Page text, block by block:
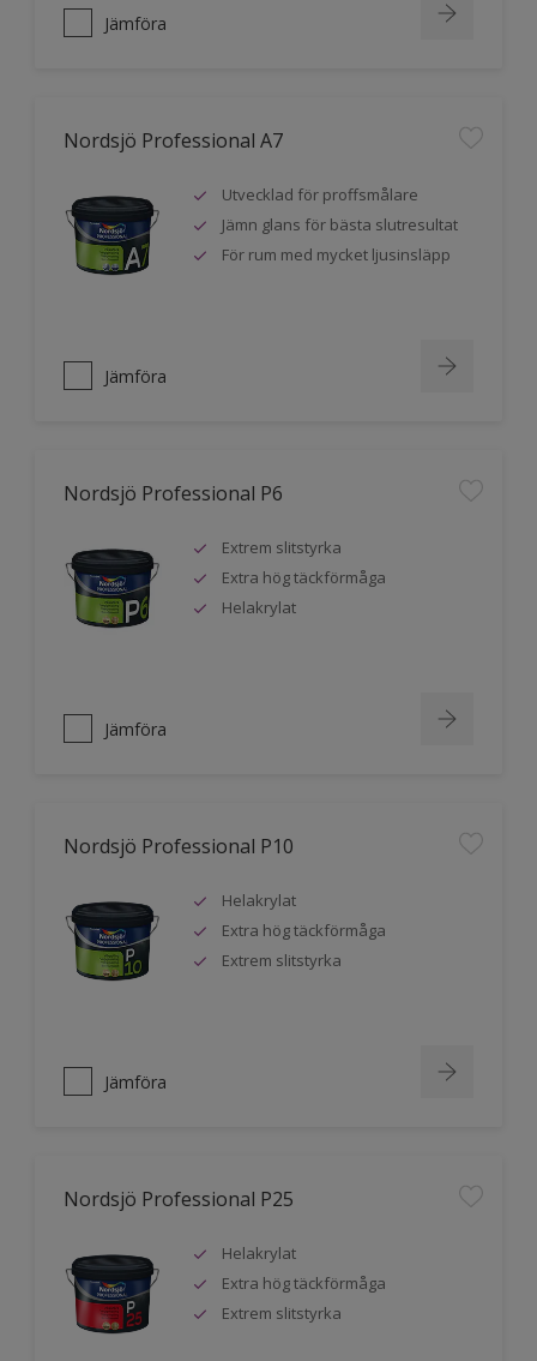
Jämföra
Nordsjö Professional A7
Utvecklad för proffsmålare
Jämn glans för bästa slutresultat
För rum med mycket ljusinsläpp
Jämföra
Nordsjö Professional P6
Extrem slitstyrka
Extra hög täckförmåga
Helakrylat
Jämföra
Nordsjö Professional P10
Helakrylat
Extra hög täckförmåga
Extrem slitstyrka
Jämföra
Nordsjö Professional P25
Helakrylat
Extra hög täckförmåga
Extrem slitstyrka